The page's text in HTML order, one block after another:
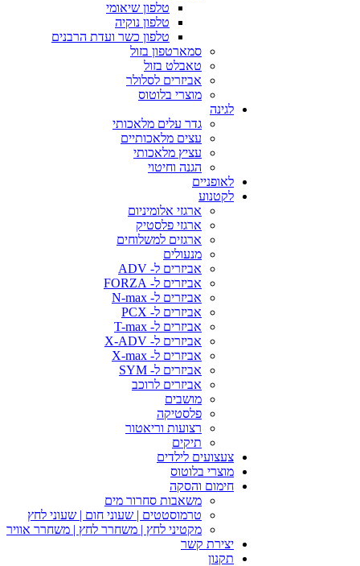
טלפון שיאומי
טלפון נוקיה
טלפון כשר ועדת הרבנים
סמארטפון בזול
טאבלט בזול
אביזרים לסלולר
מוצרי בלוטוס
לגינה
גדר עלים מלאכותי
עצים מלאכותיים
עציץ מלאכותי
הגנה וחיטוי
לאופניים
לקטנוע
ארגזי אלומיניום
ארגזי פלסטיק
ארגזים למשלוחים
מנעולים
אביזרים ל- ADV
אביזרים ל- FORZA
אביזרים ל- N-max
אביזרים ל- PCX
אביזרים ל- T-max
אביזרים ל- X-ADV
אביזרים ל- X-max
אביזרים ל- SYM
אביזרים לרוכב
מושבים
פלסטיקה
רצועות וריאטור
תיקים
צעצועים לילדים
מוצרי בלוטוס
חימום והסקה
משאבות סחרור מים
טרמוסטטים | שעוני חום | שעוני לחץ
מקטיני לחץ | משחרר לחץ | משחרר אוויר
יצירת קשר
תקנון